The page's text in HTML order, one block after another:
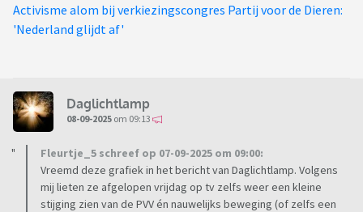
Activisme alom bij verkiezingscongres Partij voor de Dieren:
'Nederland glijdt af'
Daglichtlamp
08-09-2025 om 09:13
Fleurtje_5 schreef op 07-09-2025 om 09:00:
Vreemd deze grafiek in het bericht van Daglichtlamp. Volgens
mij lieten ze afgelopen vrijdag op tv zelfs weer een kleine
stijging zien van de PVV én nauwelijks beweging (of zelfs een